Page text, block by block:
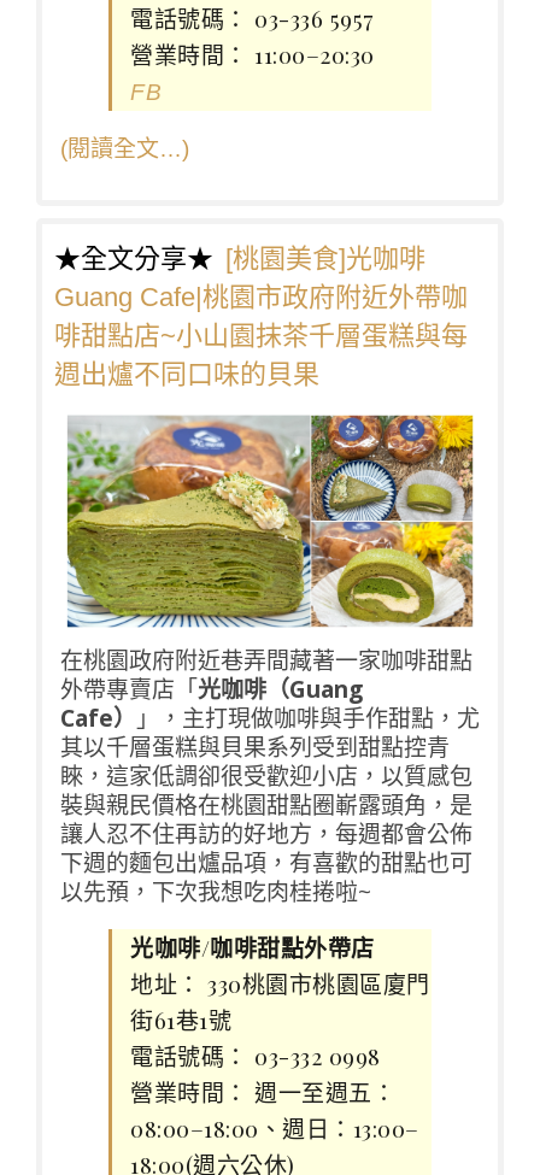
電話號碼： 03-336 5957
營業時間： 11:00–20:30
FB
(閱讀全文…)
★全文分享★ [桃園美食]光咖啡
Guang Cafe|桃園市政府附近外帶咖
啡甜點店~小山園抹茶千層蛋糕與每
週出爐不同口味的貝果
在桃園政府附近巷弄間藏著一家咖啡甜點
外帶專賣店「光咖啡（Guang
Cafe）
」，主打現做咖啡與手作甜點，尤
其以千層蛋糕與貝果系列受到甜點控青
睞，這家低調卻很受歡迎小店，以質感包
裝與親民價格在桃園甜點圈嶄露頭角，是
讓人忍不住再訪的好地方，每週都會公佈
下週的麵包出爐品項，有喜歡的甜點也可
以先預，下次我想吃肉桂捲啦~
光咖啡/咖啡甜點外帶店
地址： 330桃園市桃園區廈門
街61巷1號
電話號碼： 03-332 0998
營業時間： 週一至週五：
08:00–18:00、週日：13:00–
18:00(週六公休)